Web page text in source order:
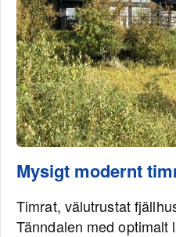
Mysigt modernt
Timrat, välutrustat
Tänndalen med optimalt